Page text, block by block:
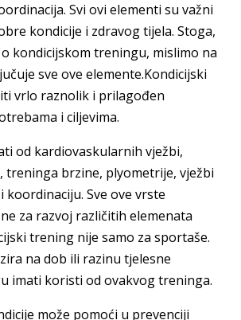
Svi ovi elementi su važni
kondicije i zdravog tijela. Stoga,
kondicijskom treningu, mislimo na
sve ove elemente.Kondicijski
vrlo raznolik i prilagođen
i ciljevima.
od kardiovaskularnih vježbi,
treninga brzine, plyometrije, vježbi
koordinaciju. Sve ove vrste
za razvoj različitih elemenata
trening nije samo za sportaše.
na dob ili razinu tjelesne
imati koristi od ovakvog treninga.
može pomoći u prevenciji